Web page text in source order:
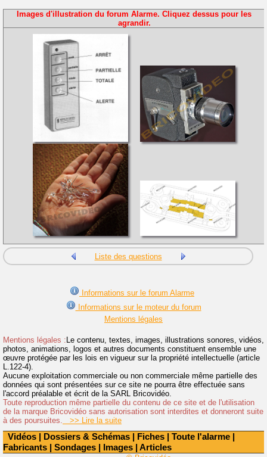
Vidéos | Dossiers & Schémas | Fiches | Toute l'alarme |
Fabricants | Sondages | Images | Articles
Images d'illustration du forum Alarme. Cliquez dessus pour les
agrandir.
Liste des questions
Informations sur le forum Alarme
Informations sur le moteur du forum
Mentions légales
Mentions légales : Le contenu, textes, images, illustrations sonores, vidéos,
photos, animations, logos et autres documents constituent ensemble une
œuvre protégée par les lois en vigueur sur la propriété intellectuelle (article
L.122-4).
Aucune exploitation commerciale ou non commerciale même partielle des
données qui sont présentées sur ce site ne pourra être effectuée sans
l'accord préalable et écrit de la SARL Bricovidéo.
Toute reproduction même partielle du contenu de ce site et de l'utilisation
de la marque Bricovidéo sans autorisation sont interdites et donneront suite
à des poursuites.
>> Lire la suite